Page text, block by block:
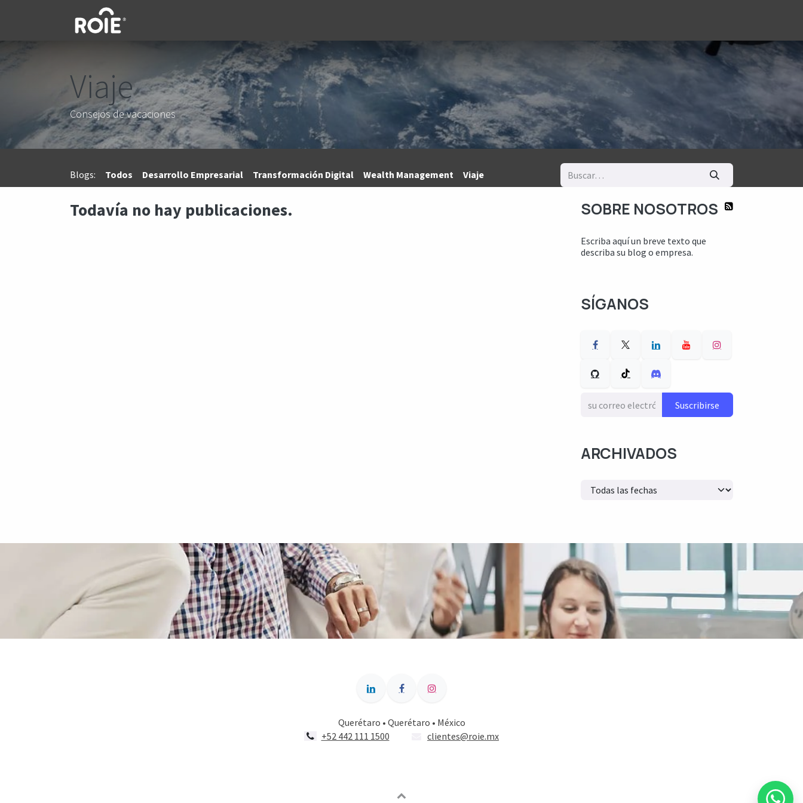
Viaje
Consejos de vacaciones
Blogs: Todos Desarrollo Empresarial Transformación Digital Wealth Management Viaje
Todavía no hay publicaciones. SOBRE NOSOTROS
Escriba aquí un breve texto que
describa su blog o empresa.
SÍGANOS
Suscribirse
ARCHIVADOS
Querétaro • Querétaro • México
+52 442 111 1500
clientes@roie.mx